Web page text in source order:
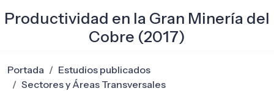
Productividad en la Gran Minería del
Cobre (2017)
Portada
Estudios publicados
Sectores y Áreas Transversales